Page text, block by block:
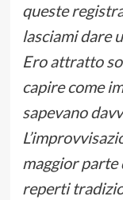
queste
lasciami dare
Ero attratto
capire come
sapevano
maggior parte
reperti